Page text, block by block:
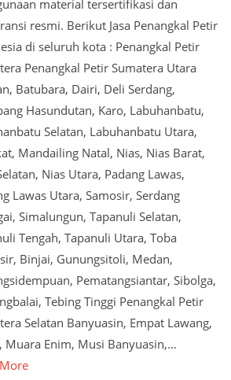
material tersertifikasi dan
resmi. Berikut Jasa Penangkal Petir
di seluruh kota : Penangkal Petir
Penangkal Petir Sumatera Utara
Batubara, Dairi, Deli Serdang,
Hasundutan, Karo, Labuhanbatu,
Selatan, Labuhanbatu Utara,
Mandailing Natal, Nias, Nias Barat,
Nias Utara, Padang Lawas,
Lawas Utara, Samosir, Serdang
Simalungun, Tapanuli Selatan,
Tengah, Tapanuli Utara, Toba
Binjai, Gunungsitoli, Medan,
Pematangsiantar, Sibolga,
Tebing Tinggi Penangkal Petir
Selatan Banyuasin, Empat Lawang,
Muara Enim, Musi Banyuasin,…